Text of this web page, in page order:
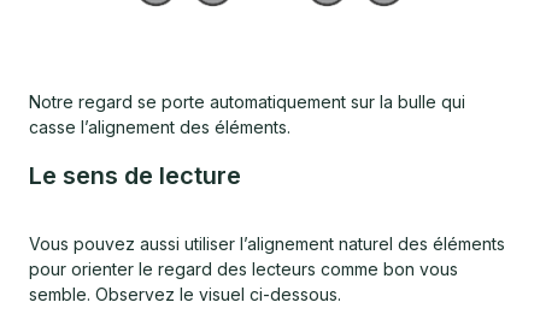
Notre regard se porte automatiquement sur la bulle qui
casse l’alignement des éléments.
Le sens de lecture
Vous pouvez aussi utiliser l’alignement naturel des éléments
pour orienter le regard des lecteurs comme bon vous
semble. Observez le visuel ci-dessous.